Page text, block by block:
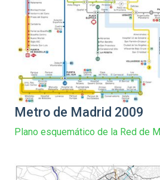
Metro de Madrid 2009
Plano esquemático de la Red de